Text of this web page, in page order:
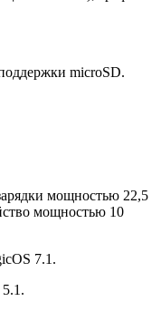
microSD.
мощностью 22,5
мощностью 10
7.1.